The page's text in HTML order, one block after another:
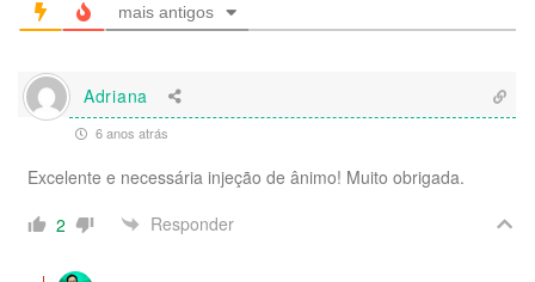
mais antigos
Adriana
6 anos atrás
Excelente e necessária injeção de ânimo! Muito obrigada.
2
Responder